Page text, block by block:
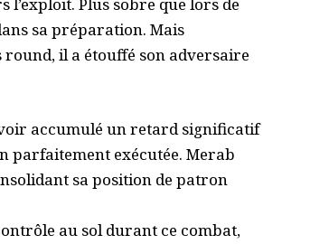
Plus sobre que lors de
sa préparation. Mais
il a étouffé son adversaire
accumulé un retard significatif
parfaitement exécutée. Merab
sa position de patron
au sol durant ce combat,